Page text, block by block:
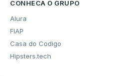
CONHECA O GRUPO
Alura
FIAP
Casa do Codigo
Hipsters.tech